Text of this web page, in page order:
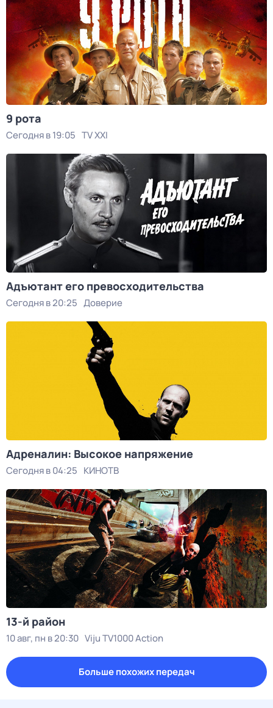
9 рота
Сегодня в 19:05 TV XXI
Адъютант его превосходительства
Сегодня в 20:25 Доверие
Адреналин: Высокое напряжение
Сегодня в 04:25 КИНОТВ
13-й район
10 авг, пн в 20:30 Viju TV1000 Action
Больше похожих передач